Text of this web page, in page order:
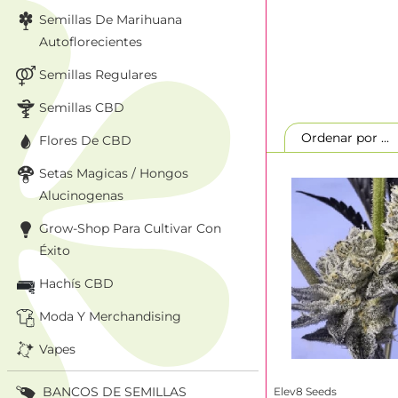
Para lograr este
Centrarse
Al trabajar
probar
las mejores
perfil de
mejor de las
genéticas de la
Amplia
Elev8 Seeds
comunidad
Ordenar por ...
Elev8 Seeds
Semillas De Marihuana
Autoflorecientes
Semillas Regulares
Semillas CBD
Flores De CBD
Setas Magicas / Hongos
Alucinogenas
Grow-Shop Para Cultivar Con
Éxito
Hachís CBD
Moda Y Merchandising
Vapes
BANCOS DE SEMILLAS